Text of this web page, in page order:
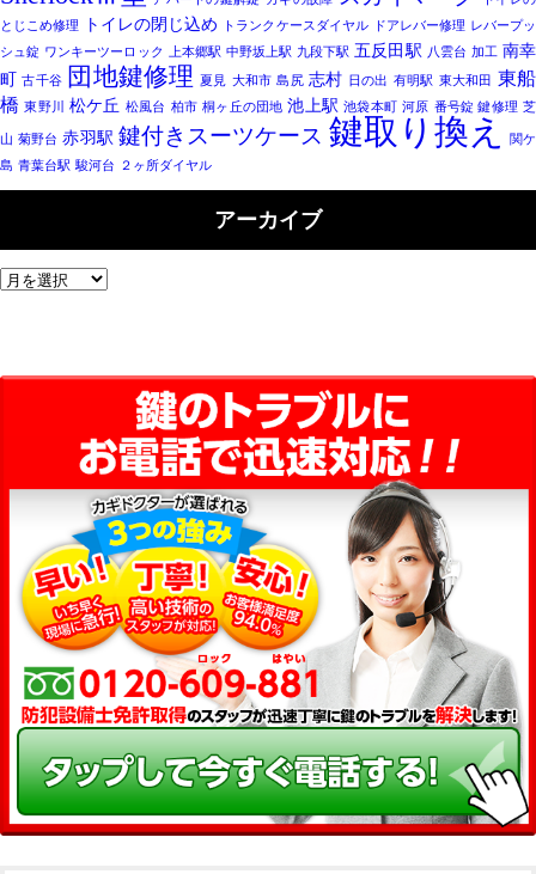
とじこめ修理
トイレの閉じ込め トランクケースダイヤル ドアレバー修理 レバープッ
シュ錠 ワンキーツーロック 上本郷駅 中野坂上駅 九段下駅 五反田駅 八雲台 加工 南幸
町
古千谷 団地鍵修理 夏見 大和市 島尻 志村 日の出 有明駅 東大和田
東船
橋 東野川 松ケ丘 松風台 柏市 桐ヶ丘の団地 池上駅 池袋本町 河原 番号錠 鍵修理 芝
山 菊野台 赤羽駅 鍵付きスーツケース 鍵取り換え
関ケ
島 青葉台駅 駿河台 ２ヶ所ダイヤル
アーカイブ
ア
ブ